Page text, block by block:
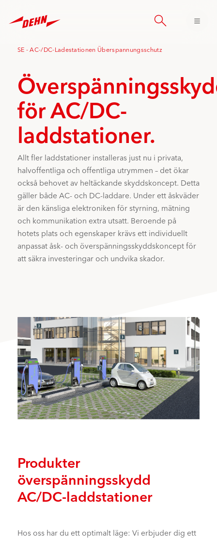
main
SE - AC-/DC-Ladestationen Überspannungsschutz
för AC/DC-
laddstationer.
Allt fler laddstationer installeras just nu i privata,
halvoffentliga och offentliga utrymmen – det ökar
också behovet av heltäckande skyddskoncept. Detta
gäller både AC- och DC-laddare. Under ett åskväder
är den känsliga elektroniken för styrning, mätning
och kommunikation extra utsatt. Beroende på
hotets plats och egenskaper krävs ett individuellt
anpassat åsk- och överspänningsskyddskoncept för
att säkra investeringar och undvika skador.
Produkter
överspänningsskydd
AC/DC-laddstationer
Hos oss har du ett optimalt läge: Vi erbjuder dig ett